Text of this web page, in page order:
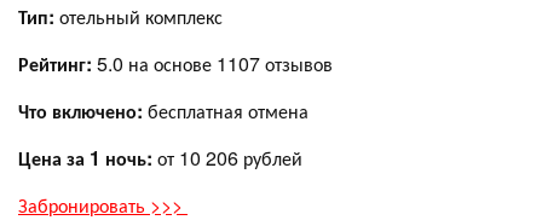
Тип: отельный комплекс
Рейтинг: 5.0 на основе 1107 отзывов
Что включено: бесплатная отмена
Цена за 1 ночь: от 10 206 рублей
Забронировать >>>